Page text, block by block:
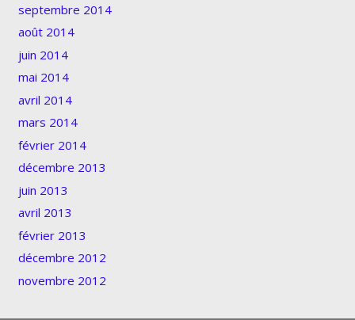
septembre 2014
août 2014
juin 2014
mai 2014
avril 2014
mars 2014
février 2014
décembre 2013
juin 2013
avril 2013
février 2013
décembre 2012
novembre 2012